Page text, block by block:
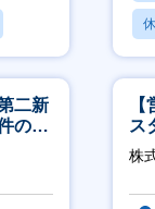
二新
のマ
修充
ス
株